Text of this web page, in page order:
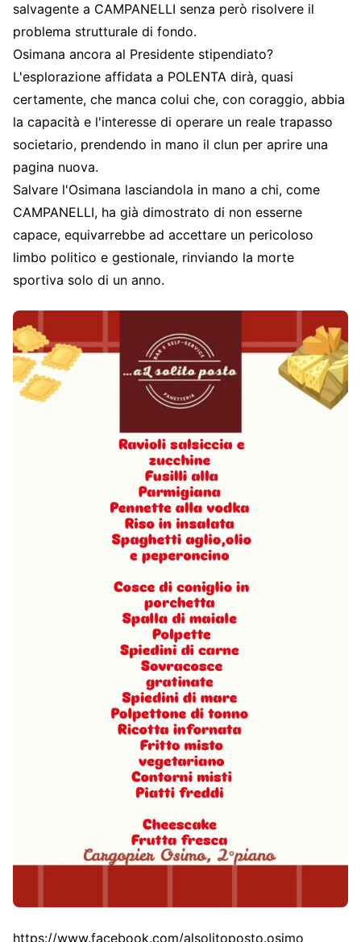
salvagente a CAMPANELLI senza però risolvere il
problema strutturale di fondo.
Osimana ancora al Presidente stipendiato?
L'esplorazione affidata a POLENTA dirà, quasi
certamente, che manca colui che, con coraggio, abbia
la capacità e l'interesse di operare un reale trapasso
societario, prendendo in mano il clun per aprire una
pagina nuova.
Salvare l'Osimana lasciandola in mano a chi, come
CAMPANELLI, ha già dimostrato di non esserne
capace, equivarrebbe ad accettare un pericoloso
limbo politico e gestionale, rinviando la morte
sportiva solo di un anno.
https://www.facebook.com/alsolitoposto.osimo